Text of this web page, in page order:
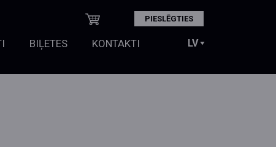
PIESLĒGTIES
BIĻETES KONTAKTI